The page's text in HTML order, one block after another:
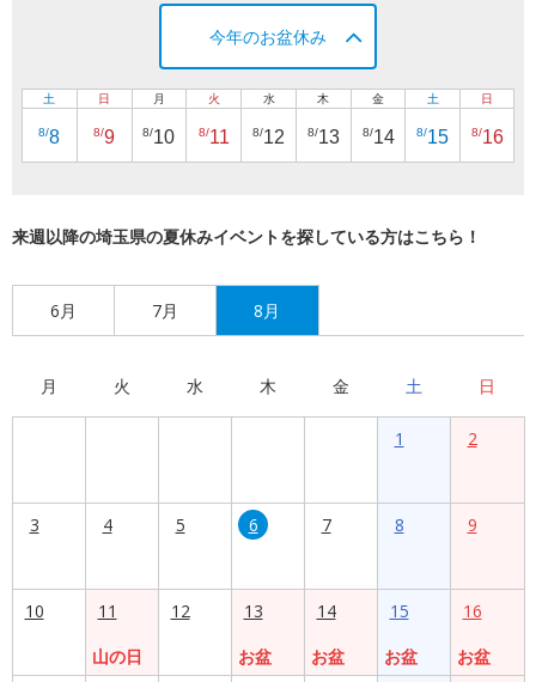
今年のお盆休み
土
8/8
日
8/9
月
8/10
火
8/11
水
8/12
木
8/13
金
8/14
土
8/15
日
8/16
来週以降の埼玉県の夏休みイベントを探している方はこちら！
6月 7月 8月
月 火 水 木 金 土 日
1 2
3 4 5 6 7 8 9
10
11
山の日
12
13
お盆
14
お盆
15
お盆
16
お盆